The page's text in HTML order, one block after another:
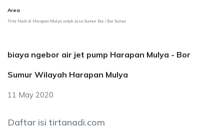
Area
Tirta Nadi di Harapan Mulya untuk Jasa Sumur Bor / Bor Sumur
biaya ngebor air jet pump Harapan Mulya - Bor
Sumur Wilayah Harapan Mulya
11 May 2020
Daftar isi tirtanadi.com